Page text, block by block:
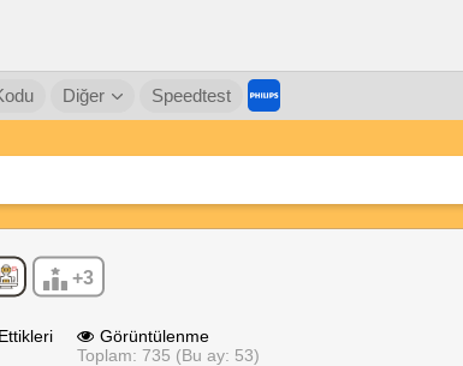
Diğer Speedtest
+3
Görüntülenme
Toplam: 735 (Bu ay: 53)